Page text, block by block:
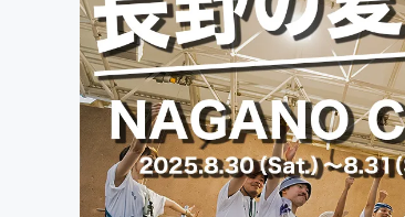
テクノロジー・ガジェット
映像・映画
ビジネス・起業
まちづくり・地域活性化